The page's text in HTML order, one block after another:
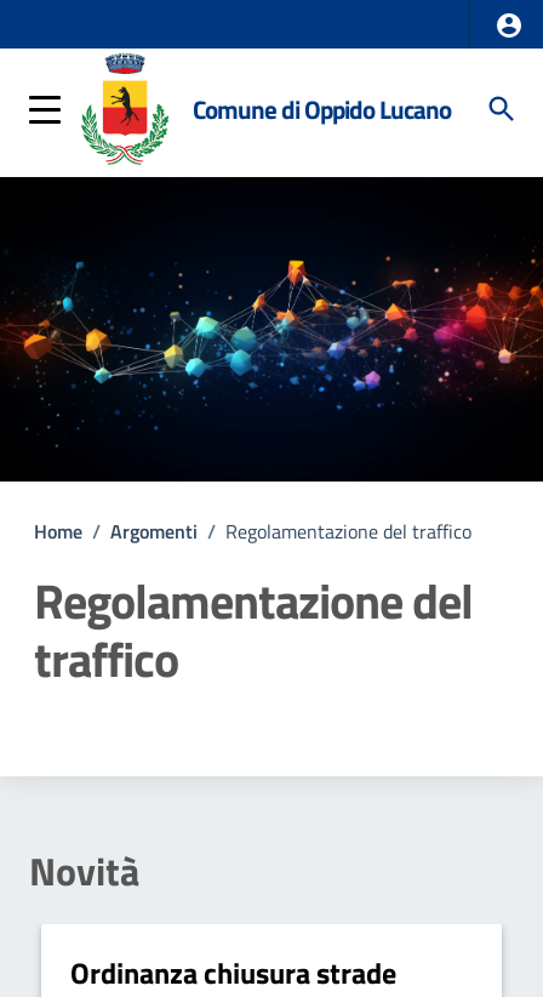
Comune di Oppido Lucano
Home / Argomenti / Regolamentazione del traffico
Regolamentazione del
traffico
Novità
Ordinanza chiusura strade